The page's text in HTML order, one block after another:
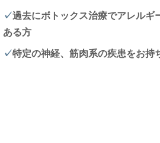
過去にボトックス治療でアレルギ
ある方
特定の神経、筋肉系の疾患をお持